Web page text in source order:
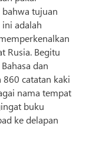
tujuan
adalah
Rusia. Begitu
dan
860 catatan kaki
nama tempat
buku
ke delapan